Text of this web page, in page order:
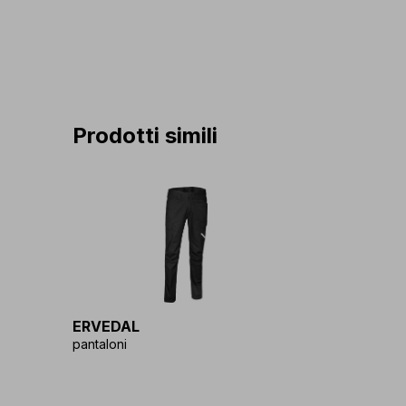
Prodotti simili
ERVEDAL
pantaloni